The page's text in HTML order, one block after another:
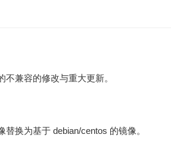
兼容的修改与重大更新。
换为基于 debian/centos 的镜像。